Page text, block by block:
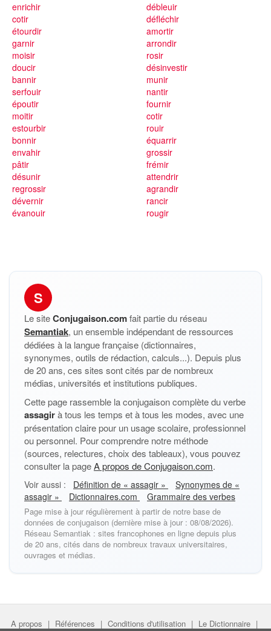
enrichir
cotir
étourdir
garnir
moisir
doucir
bannir
serfouir
époutir
débleuir
défléchir
amortir
arrondir
rosir
désinvestir
munir
nantir
fournir
moitir
estourbir
bonnir
envahir
pâtir
désunir
regrossir
dévernir
évanouir
cotir
rouir
équarrir
grossir
frémir
attendrir
agrandir
rancir
rougir
S
Le siteConjugaison.comfait partie du réseau
Semantiak, un ensemble indépendant de ressources
dédiées à la langue française (dictionnaires,
synonymes, outils de rédaction, calculs...). Depuis plus
de 20 ans, ces sites sont cités par de nombreux
médias, universités et institutions publiques.
Cette page rassemble la conjugaison complète du verbe
assagirà tous les temps et à tous les modes, avec une
présentation claire pour un usage scolaire, professionnel
ou personnel. Pour comprendre notre méthode
(sources, relectures, choix des tableaux), vous pouvez
consulter la pageA propos de Conjugaison.com.
Voir aussi : Définition de « assagir »
Synonymes de «
assagir »
Dictionnaires.com Grammaire des verbes
Page mise à jour régulièrement à partir de notre base de
données de conjugaison (dernière mise à jour : 08/08/2026).
Réseau Semantiak : sites francophones en ligne depuis plus
de 20 ans, cités dans de nombreux travaux universitaires,
ouvrages et médias.
A propos | Références | Conditions d'utilisation | Le Dictionnaire |